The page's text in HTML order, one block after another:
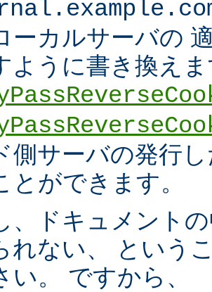
ーカルサーバの
ように書き換え
側サーバの発行
とができます。
、ドキュメント
れない、 という
い。 ですから、